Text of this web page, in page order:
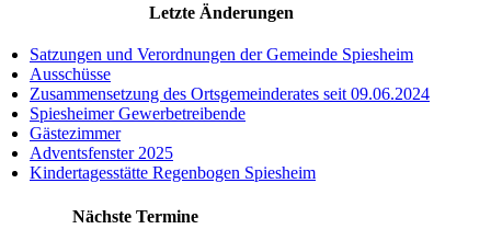
Letzte Änderungen
Satzungen und Verordnungen der Gemeinde Spiesheim
Ausschüsse
Zusammensetzung des Ortsgemeinderates seit 09.06.2024
Spiesheimer Gewerbetreibende
Gästezimmer
Adventsfenster 2025
Kindertagesstätte Regenbogen Spiesheim
Nächste Termine